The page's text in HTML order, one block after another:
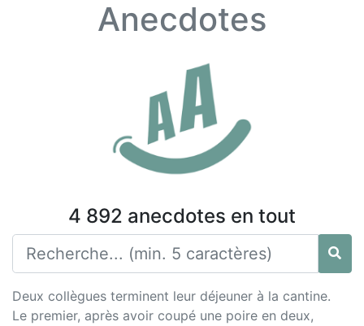
Anecdotes
4 892 anecdotes en tout
Deux collègues terminent leur déjeuner à la cantine.
Le premier, après avoir coupé une poire en deux,